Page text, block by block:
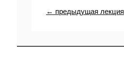
← предыдущая лекция